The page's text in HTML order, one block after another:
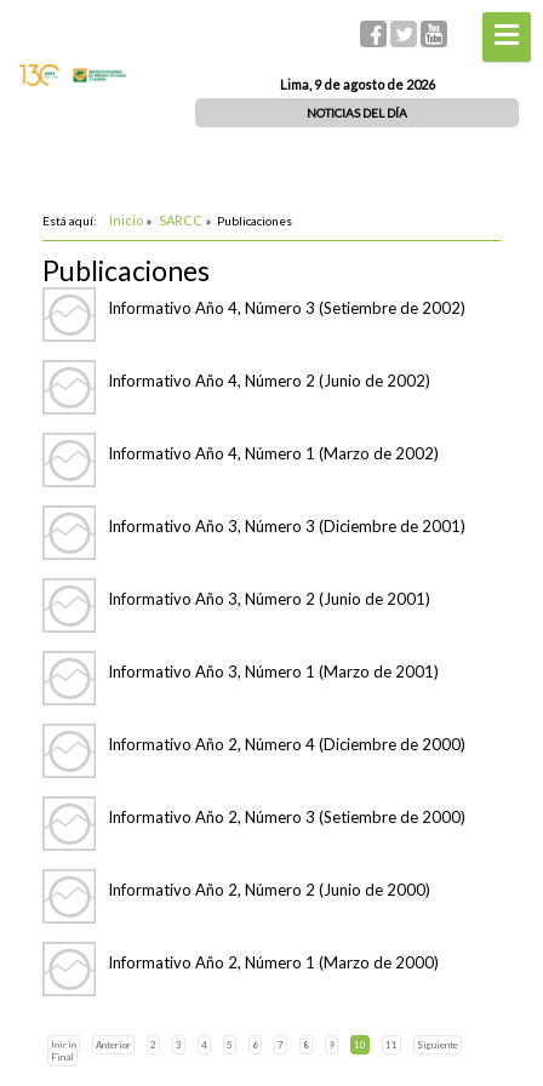
Lima, 9 de agosto de 2026
NOTICIAS DEL DÍA
Está aquí: Inicio » SARCC » Publicaciones
Publicaciones
Informativo Año 4, Número 3 (Setiembre de 2002)
Informativo Año 4, Número 2 (Junio de 2002)
Informativo Año 4, Número 1 (Marzo de 2002)
Informativo Año 3, Número 3 (Diciembre de 2001)
Informativo Año 3, Número 2 (Junio de 2001)
Informativo Año 3, Número 1 (Marzo de 2001)
Informativo Año 2, Número 4 (Diciembre de 2000)
Informativo Año 2, Número 3 (Setiembre de 2000)
Informativo Año 2, Número 2 (Junio de 2000)
Informativo Año 2, Número 1 (Marzo de 2000)
Inicio Anterior 2 3 4 5 6 7 8 9 10 11
Siguiente
Final